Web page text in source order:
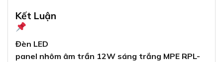
Kết Luận
Đèn LED
panel nhôm âm trần 12W sáng trắng MPE RPL-